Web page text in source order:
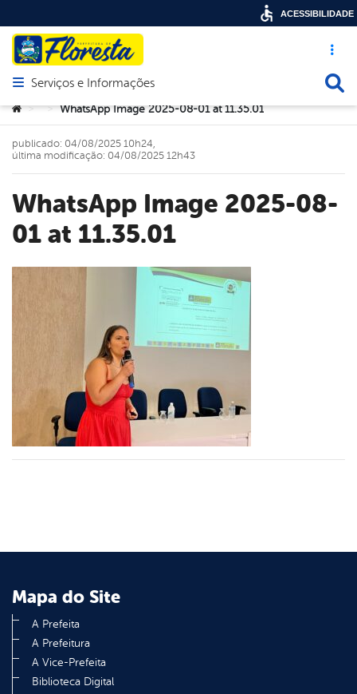
Acesso
Abrir menu principal de navegação
Serviços e Informações
Você está aqui:
> > WhatsApp Image 2025-08-01 at 11.35.01
WhatsApp Image 2025-08-
01 at 11.35.01
publicado: 04/08/2025 10h24,
última modificação: 04/08/2025 12h43
Mapa do Site
A Prefeita
A Prefeitura
A Vice-Prefeita
Biblioteca Digital
ACESSIBILIDADE